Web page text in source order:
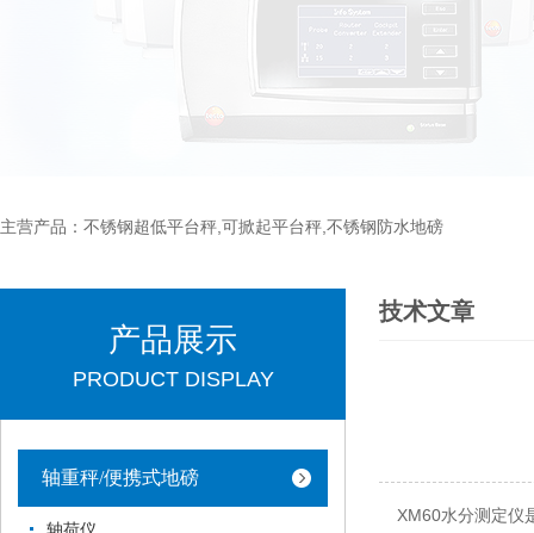
主营产品：不锈钢超低平台秤,可掀起平台秤,不锈钢防水地磅
产品展示
PRODUCT DISPLAY
轴重秤/便携式地磅
技术文章
XM60水分测定仪